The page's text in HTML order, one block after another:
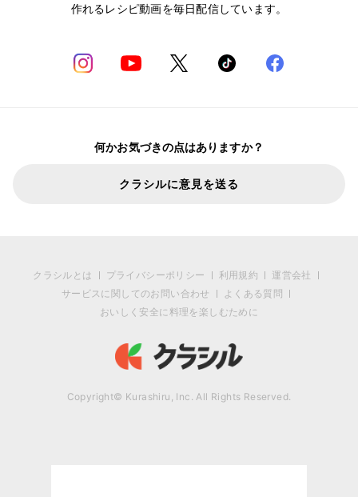
作れるレシピ動画を毎日配信しています。
何かお気づきの点はありますか？
クラシルに意見を送る
クラシルとは プライバシーポリシー 利用規約
運営会社
サービスに関してのお問い合わせ
よくある質問
おいしく安全に料理を楽しむために
Copyright© Kurashiru, Inc. All Rights Reserved.